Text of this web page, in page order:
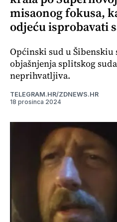
misaonog fokusa,
odjeću isprobavati
Općinski sud u Šibenskiu
objašnjenja splitskog
neprihvatljiva.
TELEGRAM.HR/ZDNEWS.HR
18 prosinca 2024